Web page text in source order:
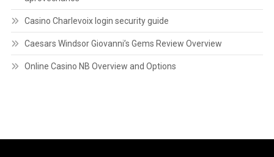
1 Android: What to Know for Casino and Sports Betting